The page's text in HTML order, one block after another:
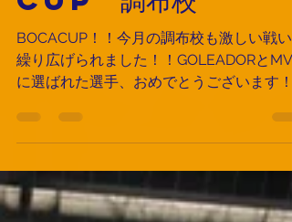
＃2 BOCA
CUP 調布校
BOCACUP！！今月の調布校も激しい戦い
繰り広げられました！！GOLEADORと
GOLEADORは以下の通り： 調布校U10
MVP：SUZUKI SUBARU...